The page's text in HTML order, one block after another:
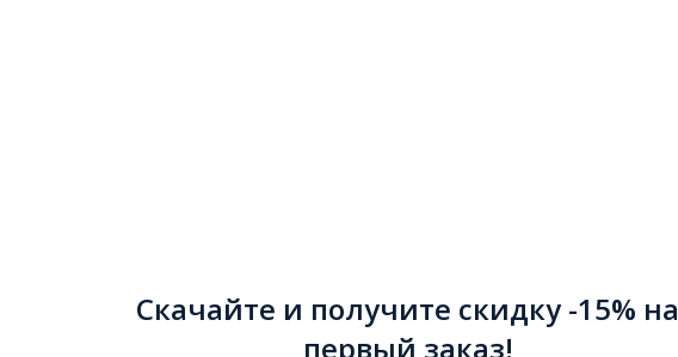
Скачайте и получите скидку -15% на
первый заказ!